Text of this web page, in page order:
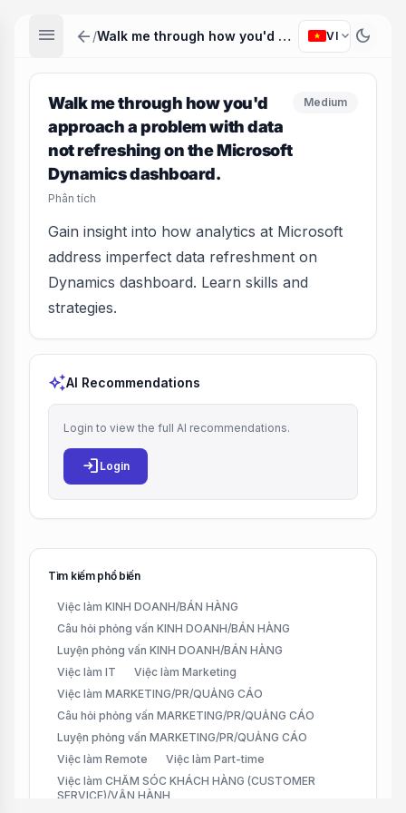
menu arrow_back / Walk me through how you'd approach a problem with data not refreshing on the Microsoft Dynamics dashboard. VI expand_more dark_mode
Walk me through how you'd
approach a problem with data
not refreshing on the Microsoft
Dynamics dashboard.
Phân tích
Medium
Gain insight into how analytics at Microsoft
address imperfect data refreshment on
Dynamics dashboard. Learn skills and
strategies.
auto_awesomeAI Recommendations
Login to view the full AI recommendations.
login Login
Tìm kiếm phổ biến
Việc làm KINH DOANH/BÁN HÀNG
Câu hỏi phỏng vấn KINH DOANH/BÁN HÀNG
Luyện phỏng vấn KINH DOANH/BÁN HÀNG
Việc làm IT
Việc làm Marketing
Việc làm MARKETING/PR/QUẢNG CÁO
Câu hỏi phỏng vấn MARKETING/PR/QUẢNG CÁO
Luyện phỏng vấn MARKETING/PR/QUẢNG CÁO
Việc làm Remote
Việc làm Part-time
Việc làm CHĂM SÓC KHÁCH HÀNG (CUSTOMER
SERVICE)/VẬN HÀNH